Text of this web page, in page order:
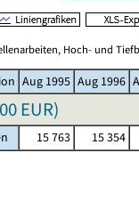
Hoch- und
Aug 1995 Aug 1996
EUR)
15 763 15 354